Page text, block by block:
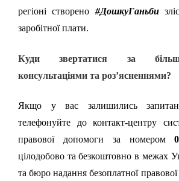
регіоні створено #ДошкуГаньби
заробітної плати.
Куди звертатися за
консультаціями та роз’ясненнями?
Якщо у вас залишились
телефонуйте до контакт-центру
правової допомоги за номером
цілодобово та безкоштовно в межах
та бюро надання безоплатної